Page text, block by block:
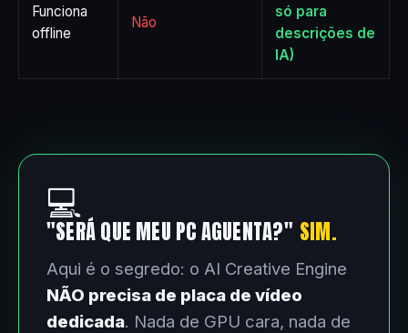
Funciona
offline
Não
só para
descrições de
IA)
💻
"SERÁ QUE MEU PC AGUENTA?" SIM.
Aqui é o segredo: o AI Creative Engine
NÃO precisa de placa de vídeo
dedicada. Nada de GPU cara, nada de